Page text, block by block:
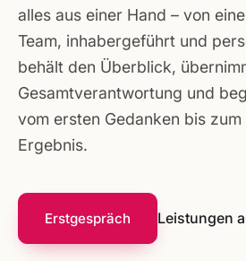
alles aus einer Hand – von
Team, inhabergeführt und
behält den Überblick,
Gesamtverantwortung und
vom ersten Gedanken bis zum
Ergebnis.
Erstgespräch Leistungen